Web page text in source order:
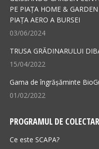
new
window
new
window
PE PIAȚA HOME &
PIAȚA AERO A BURSEI
03/06/2024
TRUSA GRĂDINARULUI
15/04/2022
Gama de îngrășăminte
01/02/2022
PROGRAMUL DE
Ce este SCAPA?